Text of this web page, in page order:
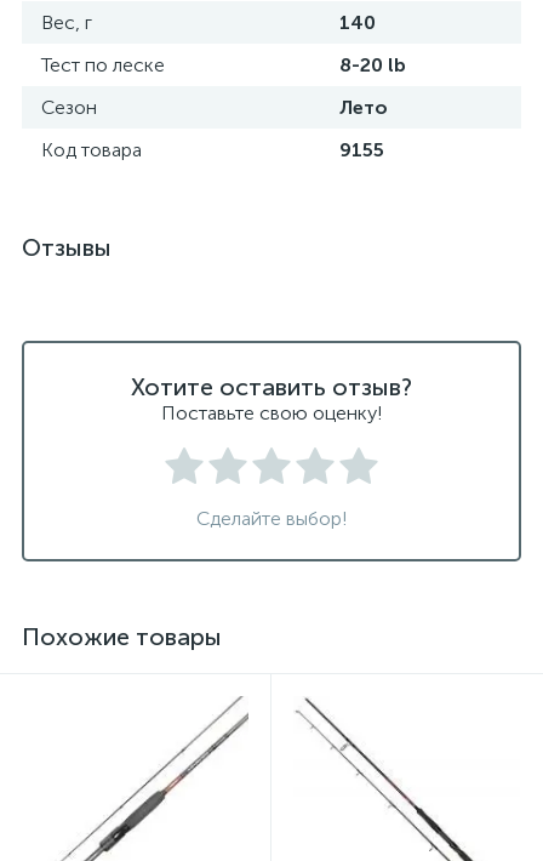
Вес, г
140
Тест по леске
8-20 lb
Сезон
Лето
Код товара
9155
Отзывы
Хотите оставить отзыв?
Поставьте свою оценку!
Сделайте выбор!
Похожие товары